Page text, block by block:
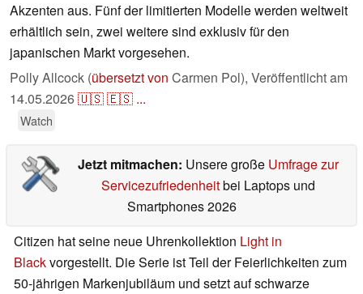
Akzenten aus. Fünf der limitierten Modelle werden weltweit
erhältlich sein, zwei weitere sind exklusiv für den
japanischen Markt vorgesehen.
Polly Allcock (übersetzt von Carmen Pol), Veröffentlicht am
14.05.2026🇺🇸🇪🇸 ...
Watch
Jetzt mitmachen: Unsere große Umfrage zur
Servicezufriedenheitbei Laptops und
Smartphones 2026
Citizen hat seine neue Uhrenkollektion Light in
Blackvorgestellt. Die Serie ist Teil der Feierlichkeiten zum
50-jährigen Markenjubiläum und setzt auf schwarze